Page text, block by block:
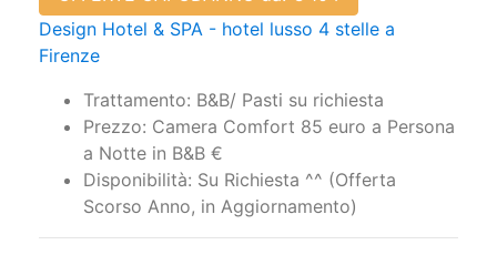
Design Hotel & SPA - hotel lusso 4 stelle a
Firenze
Trattamento: B&B/ Pasti su richiesta
Prezzo: Camera Comfort 85 euro a Persona
a Notte in B&B €
Disponibilità: Su Richiesta ^^ (Offerta
Scorso Anno, in Aggiornamento)